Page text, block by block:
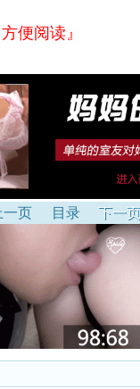
便阅读』
一页 目录 下一页